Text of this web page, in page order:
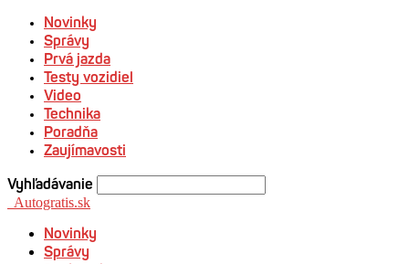
Novinky
Správy
Prvá jazda
Testy vozidiel
Video
Technika
Poradňa
Zaujímavosti
Vyhľadávanie
Autogratis.sk
Novinky
Správy